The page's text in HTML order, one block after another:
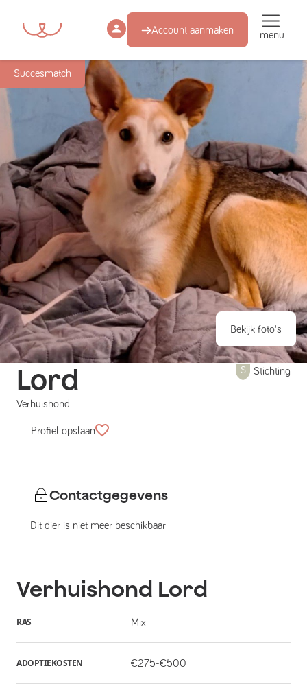
Account aanmaken menu
Succesmatch
Bekijk foto's
Lord
Verhuishond
Stichting
Profiel opslaan
Contactgegevens
Dit dier is niet meer beschikbaar
Verhuishond Lord
RAS Mix
ADOPTIEKOSTEN €275-€500